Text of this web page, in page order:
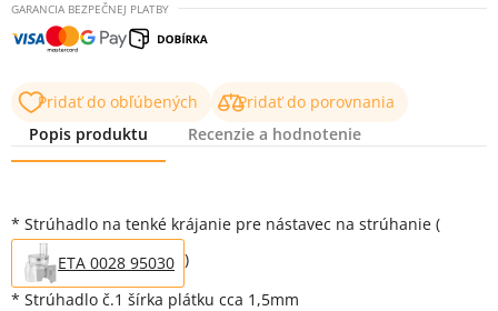
GARANCIA BEZPEČNEJ PLATBY
Pridať do obľúbených
Pridať do porovnania
Popis produktu
Recenzie a hodnotenie
* Strúhadlo na tenké krájanie pre nástavec na strúhanie (
ETA 0028 95030 )
* Strúhadlo č.1 šírka plátku cca 1,5mm